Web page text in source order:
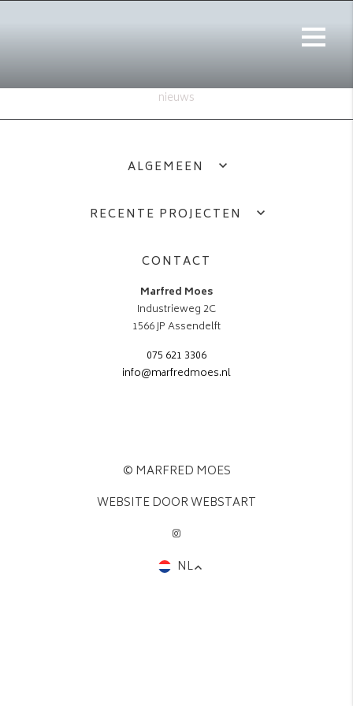
nieuws
ALGEMEEN
RECENTE PROJECTEN
CONTACT
Marfred Moes
Industrieweg 2C
1566 JP Assendelft
075 621 3306
info@marfredmoes.nl
© MARFRED MOES
WEBSITE DOOR WEBSTART
NL